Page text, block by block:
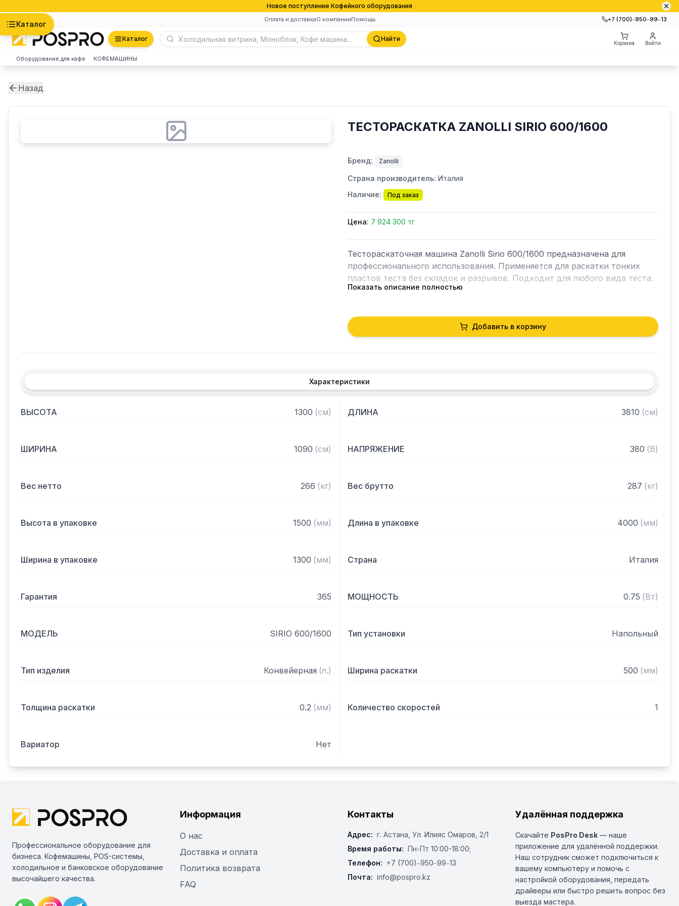
Новое поступление Кофейного оборудования
Оплата и доставкаО компанииПомощь +7 (700)‒950‒99‒13
Каталог
Каталог Найти
Корзина Войти
Оборудование для кафе КОФЕМАШИНЫ
Назад
ТЕСТОРАСКАТКА ZANOLLI SIRIO 600/1600
Бренд: Zanolli
Страна производитель: Италия
Наличие:
Под заказ
Цена: 7 924 300 тг
Тестораскаточная машина Zanolli Sirio 600/1600 предназначена для
профессионального использования. Применяется для раскатки тонких
пластов теста без складок и разрывов. Подходит для любого вида теста.
– Синхронизированные конвейеры
– Длина одного конвейерного транспортера 160 мм
– Цифровой дисплей с отображением толщины раскатки
– Машина легка в обслуживании и очистке
Показать описание полностью
Добавить в корзину
Характеристики
ВЫСОТА 1300 (см) ДЛИНА 3810 (см)
ШИРИНА 1090 (см) НАПРЯЖЕНИЕ 380 (В)
Вес нетто 266 (кг) Вес брутто 287 (кг)
Высота в упаковке 1500 (мм) Длина в упаковке 4000 (мм)
Ширина в упаковке 1300 (мм) Страна Италия
Гарантия 365 МОЩНОСТЬ 0.75 (Вт)
МОДЕЛЬ SIRIO 600/1600 Тип установки Напольный
Тип изделия Конвейерная (л.) Ширина раскатки 500 (мм)
Толщина раскатки 0.2 (мм) Количество скоростей 1
Вариатор Нет
Профессиональное оборудование для
бизнеса. Кофемашины, POS-системы,
холодильное и банковское оборудование
высочайшего качества.
Информация
О нас
Доставка и оплата
Политика возврата
FAQ
Контакты
Адрес: г. Астана, ​Ул. Илияс Омаров, 2/1
Время работы: Пн-Пт 10:00-18:00;
Телефон: +7 (700)‒950‒99‒13
Почта: info@pospro.kz
Удалённая поддержка
Скачайте PosPro Desk — наше
приложение для удалённой поддержки.
Наш сотрудник сможет подключиться к
вашему компьютеру и помочь с
настройкой оборудования, передать
драйверы или быстро решить вопрос без
выезда мастера.